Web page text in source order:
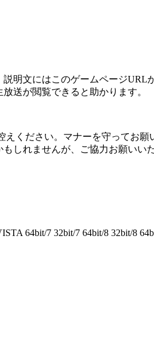
明文にはこのゲームページURL
送が閲覧できると助かります。
ください。マナーを守ってお願
しれませんが、ご協力お願いい
64bit/7 32bit/7 64bit/8 32bit/8